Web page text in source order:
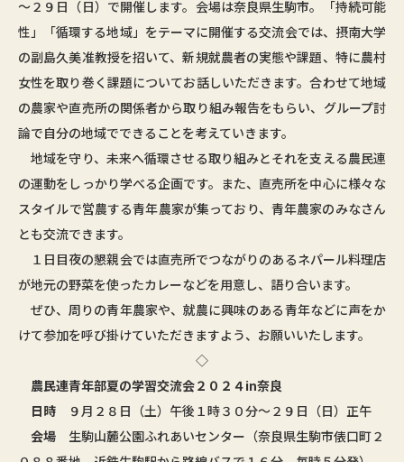
～２９日（日）で開催します。会場は奈良県生駒市。「持続可能
性」「循環する地域」をテーマに開催する交流会では、摂南大学
の副島久美准教授を招いて、新規就農者の実態や課題、特に農村
女性を取り巻く課題についてお話しいただきます。合わせて地域
の農家や直売所の関係者から取り組み報告をもらい、グループ討
論で自分の地域でできることを考えていきます。
地域を守り、未来へ循環させる取り組みとそれを支える農民連
の運動をしっかり学べる企画です。また、直売所を中心に様々な
スタイルで営農する青年農家が集っており、青年農家のみなさん
とも交流できます。
１日目夜の懇親会では直売所でつながりのあるネパール料理店
が地元の野菜を使ったカレーなどを用意し、語り合います。
ぜひ、周りの青年農家や、就農に興味のある青年などに声をか
けて参加を呼び掛けていただきますよう、お願いいたします。
◇
農民連青年部夏の学習交流会２０２４in奈良
日時 ９月２８日（土）午後１時３０分～２９日（日）正午
会場 生駒山麓公園ふれあいセンター（奈良県生駒市俵口町２